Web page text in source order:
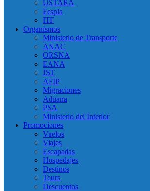
USTARA
Fespla
ITF
Organísmos
Ministerio de Transporte
ANAC
ORSNA
EANA
JST
AFIP
Migraciones
Aduana
PSA
Ministerio del Interior
Promociones
Vuelos
Viajes
Escapadas
Hospedajes
Destinos
Tours
Descuentos